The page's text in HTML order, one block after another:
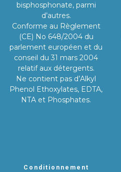
bisphosphonate, parmi
d’autres.
Conforme au Règlement
(CE) No 648/2004 du
parlement européen et du
conseil du 31 mars 2004
relatif aux détergents.
Ne contient pas d’Alkyl
Phenol Ethoxylates, EDTA,
NTA et Phosphates.
Conditionnement